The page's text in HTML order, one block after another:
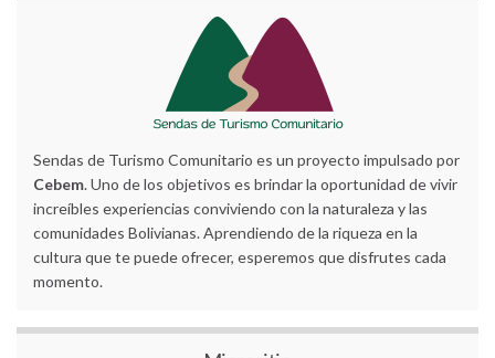
Sendas de Turismo Comunitario es un proyecto impulsado por
Cebem. Uno de los objetivos es brindar la oportunidad de vivir
increíbles experiencias conviviendo con la naturaleza y las
comunidades Bolivianas. Aprendiendo de la riqueza en la
cultura que te puede ofrecer, esperemos que disfrutes cada
momento.